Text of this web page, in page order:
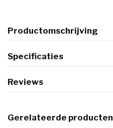
Productomschrijving
Specificaties
Reviews
Gerelateerde producten